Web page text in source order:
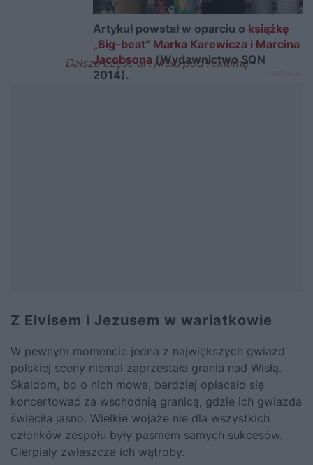
Artykuł powstał w oparciu o książkę
„Big-beat” Marka Karewicza i Marcina
Jacobsona(Wydawnictwo SQN
2014).
Z Elvisem i Jezusem w wariatkowie
W pewnym momencie jedna z największych gwiazd
polskiej sceny niemal zaprzestała grania nad Wisłą.
Skaldom, bo o nich mowa, bardziej opłacało się
koncertować za wschodnią granicą, gdzie ich gwiazda
świeciła jasno. Wielkie wojaże nie dla wszystkich
członków zespołu były pasmem samych sukcesów.
Cierpiały zwłaszcza ich wątroby.